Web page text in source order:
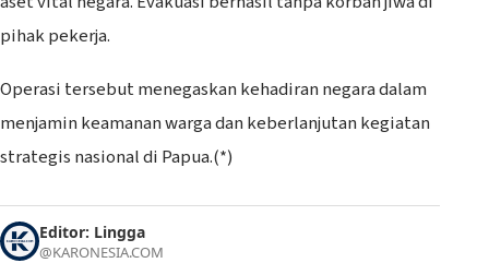
pihak pekerja.
Operasi tersebut menegaskan kehadiran negara dalam
menjamin keamanan warga dan keberlanjutan kegiatan
strategis nasional di Papua.(*)
Editor: Lingga
@KARONESIA.COM